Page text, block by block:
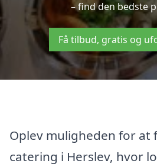
– find den bedste
Få tilbud, gratis og
Oplev muligheden for
catering i Herslev, hvor